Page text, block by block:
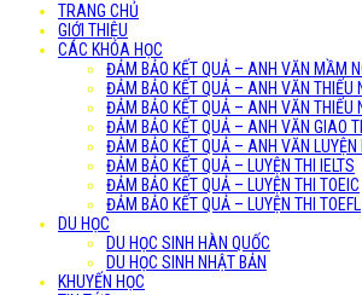
TRANG CHỦ
GIỚI THIỆU
CÁC KHÓA HỌC
ĐẢM BẢO KẾT QUẢ – ANH VĂN MẦM
ĐẢM BẢO KẾT QUẢ – ANH VĂN THIẾU
ĐẢM BẢO KẾT QUẢ – ANH VĂN THIẾU
ĐẢM BẢO KẾT QUẢ – ANH VĂN GIAO
ĐẢM BẢO KẾT QUẢ – ANH VĂN LUYỆN
ĐẢM BẢO KẾT QUẢ – LUYỆN THI IELTS
ĐẢM BẢO KẾT QUẢ – LUYỆN THI TOEIC
ĐẢM BẢO KẾT QUẢ – LUYỆN THI TOEFL
DU HỌC
DU HỌC SINH HÀN QUỐC
DU HỌC SINH NHẬT BẢN
KHUYẾN HỌC